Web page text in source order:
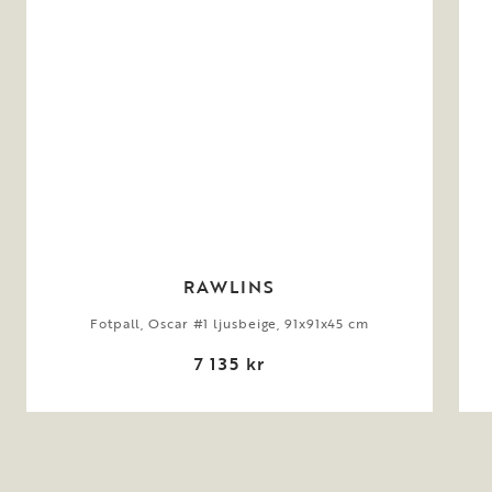
RAWLINS
Fotpall, Oscar #1 ljusbeige, 91x91x45 cm
7 135 kr